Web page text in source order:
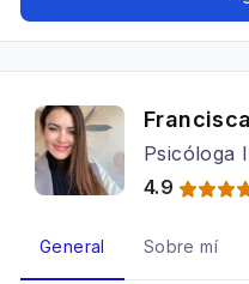
Psicóloga
4.9
General Sobre mí